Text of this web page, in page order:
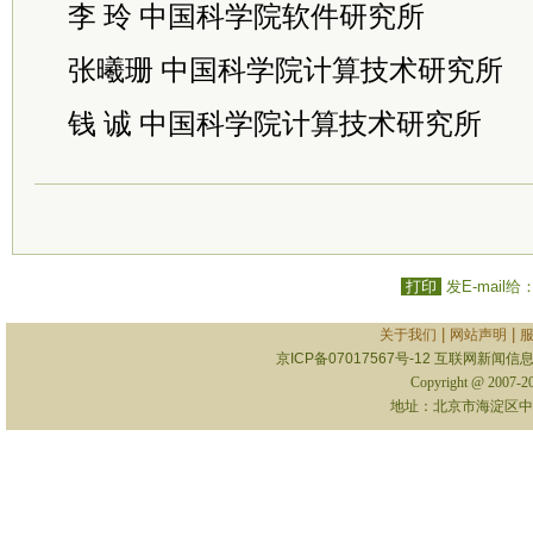
李 玲 中国科学院软件研究所
张曦珊 中国科学院计算技术研究所
钱 诚 中国科学院计算技术研究所
打印 发E-mail给
关于我们 网站声明
京ICP备07017567号-12 互联网新闻信
Copyright @ 2007-
地址：北京市海淀区